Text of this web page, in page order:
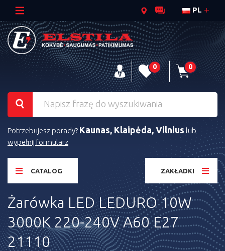
PL
0 0
Potrzebujesz porady? Kaunas, Klaipėda, Vilnius lub
wypełnij formularz
CATALOG ZAKŁADKI
Żarówka LED LEDURO 10W
3000K 220-240V A60 E27
21110